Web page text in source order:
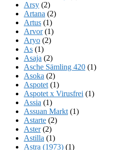
Arsy (2)
Artana (2)
Artus (1)
Arvor(1)
Aryo (2)
As (1)
Asaja (2)
Asche Sämling 420 (1)
Asoka (2)
Aspotet (1)
Aspotet x Virusfrei (1)
Assia (1)
Assuan Markt (1)
Astarte (2)
Aster(2)
Astilla (1)
Astra (1973) (1)